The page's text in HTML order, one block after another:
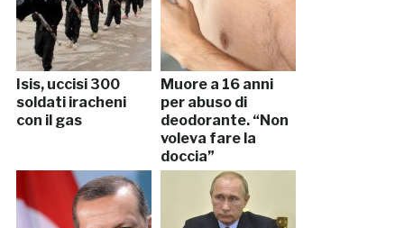
Isis, uccisi 300
soldati iracheni
con il gas
Muore a 16 anni
per abuso di
deodorante. “Non
voleva fare la
doccia”